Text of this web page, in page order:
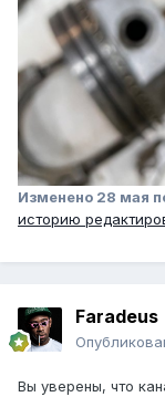
Изменено 28 мая
историю
Faradeus
Вы уверены, что